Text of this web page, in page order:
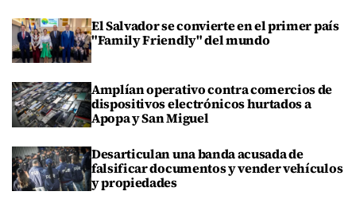
El Salvador se convierte en el primer país
"Family Friendly" del mundo
Amplían operativo contra comercios de
dispositivos electrónicos hurtados a
Apopa y San Miguel
Desarticulan una banda acusada de
falsificar documentos y vender vehículos
y propiedades